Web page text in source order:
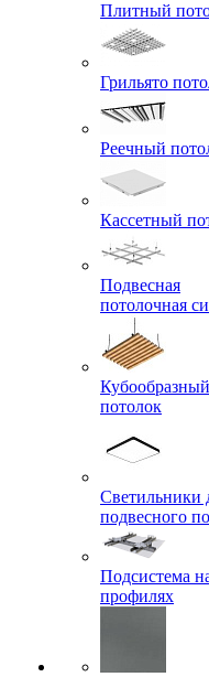
Плитный
Грильято
Реечный
Кассетный
Подвесная
потолочная
Кубообразный
потолок
Светильники
подвесного
Подсистема
профилях